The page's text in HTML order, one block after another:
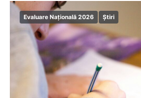
Evaluare Națională 2026 Știri